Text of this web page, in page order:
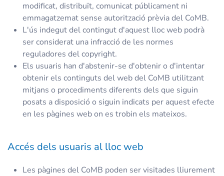
modificat, distribuït, comunicat públicament ni
emmagatzemat sense autorització prèvia del CoMB.
L'ús indegut del contingut d'aquest lloc web podrà
ser considerat una infracció de les normes
reguladores del copyright.
Els usuaris han d'abstenir-se d'obtenir o d'intentar
obtenir els continguts del web del CoMB utilitzant
mitjans o procediments diferents dels que siguin
posats a disposició o siguin indicats per aquest efecte
en les pàgines web on es trobin els mateixos.
Accés dels usuaris al lloc web
Les pàgines del CoMB poden ser visitades lliurement